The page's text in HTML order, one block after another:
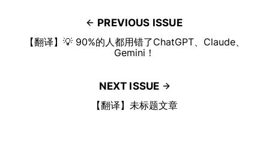
PREVIOUS ISSUE
【翻译】💡 90%的人都用错了ChatGPT、Claude、
Gemini！
NEXT ISSUE
【翻译】未标题文章